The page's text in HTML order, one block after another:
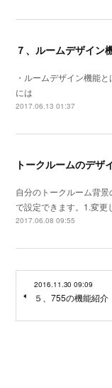
７、ルームデザイン
・ルームデザイン機能
には
2017.06.13 01:37
トークルームのデザ
自分のトークルーム背
で設定できます。1.変
2017.06.08 09:55
2016.11.30 09:09
５、755の機能紹介